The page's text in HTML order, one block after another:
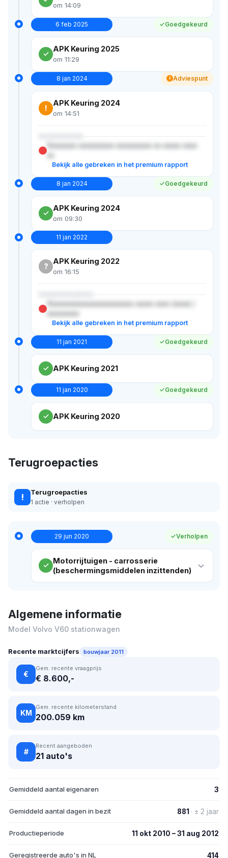
om 14:09
6 feb 2025 Goedgekeurd
APK Keuring 2025
om 11:29
8 jan 2024 ! Adviespunt
!
APK Keuring 2024
om 14:51
XXXXXXXXX
Xxxxxxxx xxxxxxxxxx xxxxxxxxxx xx xxxxx xxxx
Bekijk alle gebreken in het premium rapport
8 jan 2024 Goedgekeurd
APK Keuring 2024
om 09:30
11 jan 2022
?
APK Keuring 2022
om 16:15
Xxxxxxxxxxxxxxxxxxxxxxxx xxxxx xxxx (xxxx) /
Bekijk alle gebreken in het premium rapport
11 jan 2021 Goedgekeurd
APK Keuring 2021
11 jan 2020 Goedgekeurd
APK Keuring 2020
Terugroepacties
! Terugroepacties
1 actie · verholpen
29 jun 2020 Verholpen
Motorrijtuigen - carrosserie
(beschermingsmiddelen inzittenden)
Algemene informatie
Model Volvo V60 stationwagen
Recente marktcijfers bouwjaar 2011
€
Gem. recente vraagprijs
€ 8.600,-
KM
Gem. recente kilometerstand
200.059 km
#
Recent aangeboden
21 auto's
Gemiddeld aantal eigenaren 3
Gemiddeld aantal dagen in bezit 881 · ± 2 jaar
Productieperiode 11 okt 2010 – 31 aug 2012
Geregistreerde auto's in NL 414